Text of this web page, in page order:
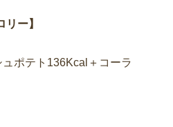
リー】
ポテト136Kcal＋コーラ